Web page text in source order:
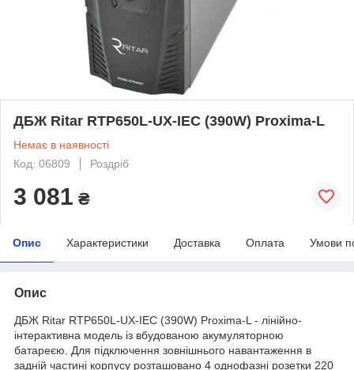
ДБЖ Ritar RTP650L-UX-IEC (390W) Proxima-L
Немає в наявності
Код: 06809
Роздріб
3 081 ₴
Опис Характеристики Доставка Оплата Умови
Опис
ДБЖ Ritar RTP650L-UX-IEC (390W) Proxima-L - лінійно-
інтерактивна модель із вбудованою акумуляторною
батареєю. Для підключення зовнішнього навантаження в
задній частині корпусу розташовано 4 однофазні розетки 220